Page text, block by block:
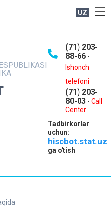
UZ
(71) 203-
88-66 -
Ishonch
telefoni
(71) 203-
80-03 - Call
Center
Tadbirkorlar
uchun:
hisobot.stat.uz
ga o'tish
XIZMATLAR
XIZMATI